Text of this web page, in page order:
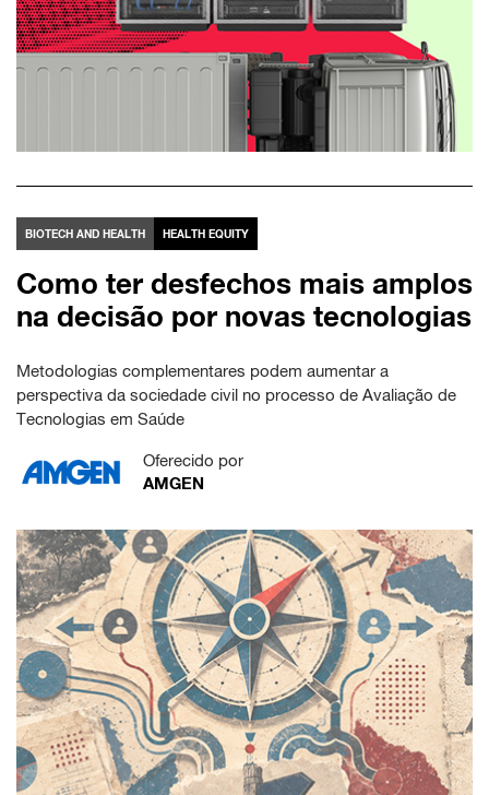
BIOTECH AND HEALTH HEALTH EQUITY
Como ter desfechos mais amplos
na decisão por novas tecnologias
Metodologias complementares podem aumentar a
perspectiva da sociedade civil no processo de Avaliação de
Tecnologias em Saúde
Oferecido por
AMGEN